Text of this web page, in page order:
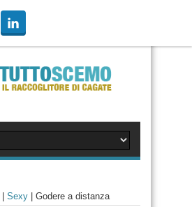
Sexy Godere a distanza